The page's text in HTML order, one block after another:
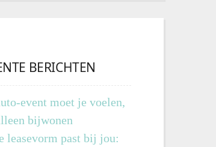
BERICHTEN
event moet je voelen,
bijwonen
leasevorm past bij jou: